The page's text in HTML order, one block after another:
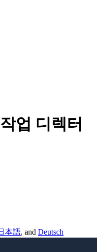
업 디렉터
本語, and Deutsch